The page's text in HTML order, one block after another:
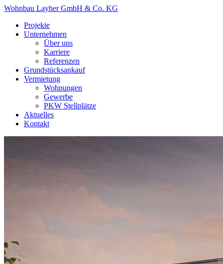
Wohnbau Layher GmbH & Co. KG
Projekte
Unternehmen
Über uns
Karriere
Referenzen
Grundstücksankauf
Vermietung
Wohnungen
Gewerbe
PKW Stellplätze
Aktuelles
Kontakt